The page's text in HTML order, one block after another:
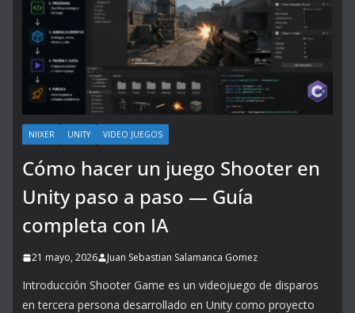
NIIXER UNITY VIDEO JUEGOS
Cómo hacer un juego Shooter en
Unity paso a paso — Guía
completa con IA
21 mayo, 2026 Juan Sebastian Salamanca Gomez
Introducción Shooter Game es un videojuego de disparos
en tercera persona desarrollado en Unity como proyecto